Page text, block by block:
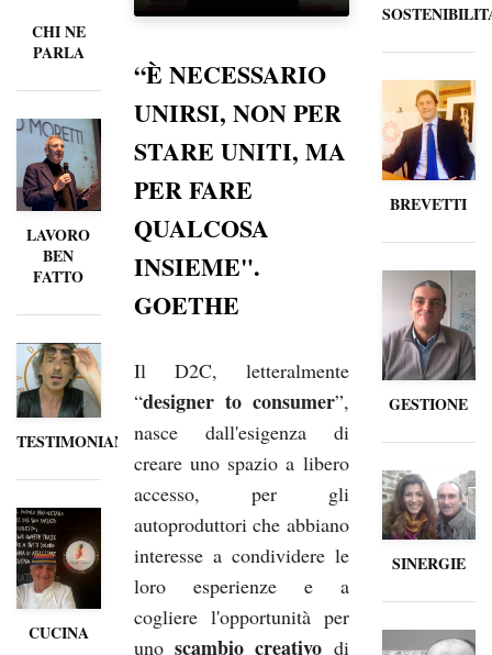
CHI NE
PARLA
LAVORO
BEN
FATTO
TESTIMONIANZE
CUCINA
“È NECESSARIO
UNIRSI, NON PER
STARE UNITI, MA
PER FARE
QUALCOSA
INSIEME".
GOETHE
Il D2C, letteralmente
“designer to consumer”,
nasce dall'esigenza di
creare uno spazio a libero
accesso, per gli
autoproduttori che abbiano
interesse a condividere le
loro esperienze e a
cogliere l'opportunità per
unoscambio creativo di
BREVETTI
GESTIONE
SINERGIE